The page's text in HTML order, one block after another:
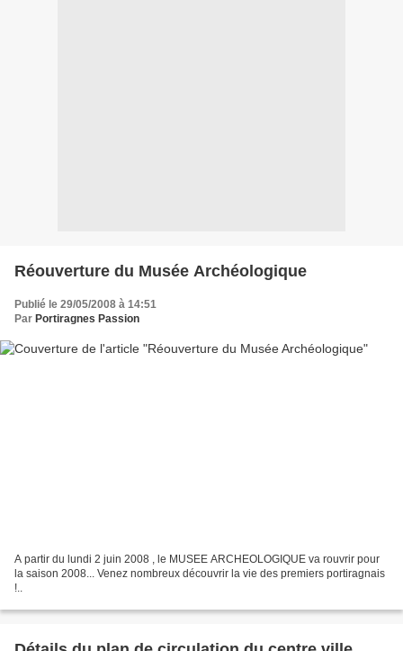
Réouverture du Musée Archéologique
Publié le 29/05/2008 à 14:51
Par Portiragnes Passion
A partir du lundi 2 juin 2008 , le MUSEE ARCHEOLOGIQUE va rouvrir pour
la saison 2008... Venez nombreux découvrir la vie des premiers portiragnais
!..